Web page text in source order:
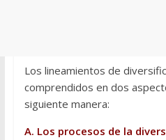
Los lineamientos de
comprendidos en dos
siguiente manera:
A. Los procesos de la